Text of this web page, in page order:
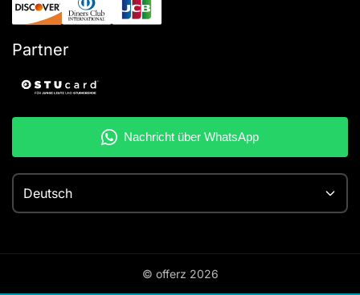
Partner
Deutsch
© offerz 2026